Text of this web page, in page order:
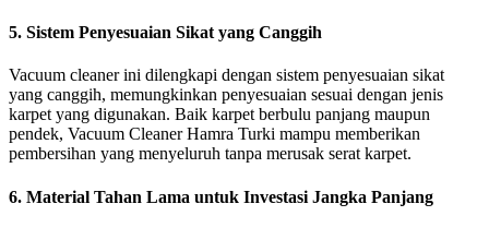
5. Sistem Penyesuaian Sikat yang Canggih
Vacuum cleaner ini dilengkapi dengan sistem penyesuaian sikat
yang canggih, memungkinkan penyesuaian sesuai dengan jenis
karpet yang digunakan. Baik karpet berbulu panjang maupun
pendek, Vacuum Cleaner Hamra Turki mampu memberikan
pembersihan yang menyeluruh tanpa merusak serat karpet.
6. Material Tahan Lama untuk Investasi Jangka Panjang